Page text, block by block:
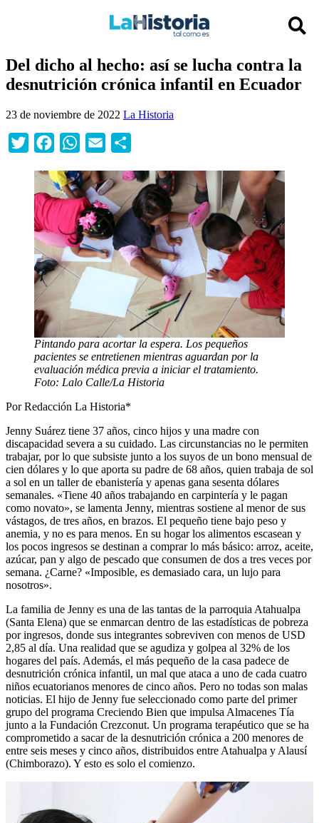
Del dicho al hecho: así se lucha contra la
desnutrición crónica infantil en Ecuador
23 de noviembre de 2022 La Historia
Twitter FacebookWhatsApp
Email
Pintando para acortar la espera. Los pequeños
pacientes se entretienen mientras aguardan por la
evaluación médica previa a iniciar el tratamiento.
Foto: Lalo Calle/La Historia
Por Redacción La Historia*
Jenny Suárez tiene 37 años, cinco hijos y una madre con
discapacidad severa a su cuidado. Las circunstancias no le permiten
trabajar, por lo que subsiste junto a los suyos de un bono mensual de
cien dólares y lo que aporta su padre de 68 años, quien trabaja de sol
a sol en un taller de ebanistería y apenas gana sesenta dólares
semanales. «Tiene 40 años trabajando en carpintería y le pagan
como novato», se lamenta Jenny, mientras sostiene al menor de sus
vástagos, de tres años, en brazos. El pequeño tiene bajo peso y
anemia, y no es para menos. En su hogar los alimentos escasean y
los pocos ingresos se destinan a comprar lo más básico: arroz, aceite,
azúcar, pan y algo de pescado que consumen de dos a tres veces por
semana. ¿Carne? «Imposible, es demasiado cara, un lujo para
nosotros».
La familia de Jenny es una de las tantas de la parroquia Atahualpa
(Santa Elena) que se enmarcan dentro de las estadísticas de pobreza
por ingresos, donde sus integrantes sobreviven con menos de USD
2,85 al día. Una realidad que se agudiza y golpea al 32% de los
hogares del país. Además, el más pequeño de la casa padece de
desnutrición crónica infantil, un mal que ataca a uno de cada cuatro
niños ecuatorianos menores de cinco años. Pero no todas son malas
noticias. El hijo de Jenny fue seleccionado como parte del primer
grupo del programa Creciendo Bien que impulsa Almacenes Tía
junto a la Fundación Crezconut. Un programa terapéutico que se ha
comprometido a sacar de la desnutrición crónica a 200 menores de
entre seis meses y cinco años, distribuidos entre Atahualpa y Alausí
(Chimborazo). Y esto es solo el comienzo.